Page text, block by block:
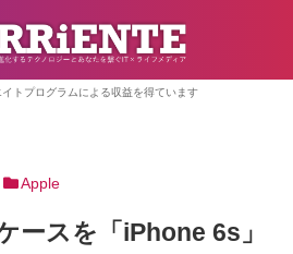
トプログラムによる収益を得ています
Apple
ースを「iPhone 6s」